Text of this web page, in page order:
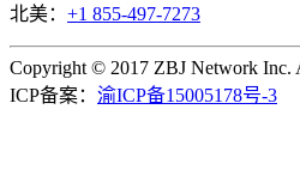
北美： +1 855-497-7273
Copyright © 2017 ZBJ Network Inc.
ICP备案： 渝ICP备15005178号-3